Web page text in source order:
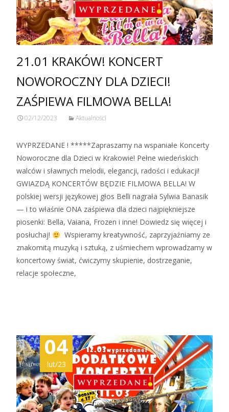
21.01 KRAKÓW! KONCERT
NOWOROCZNY DLA DZIECI!
ZAŚPIEWA FILMOWA BELLA!
02/12/2023 Aktualności
WYPRZEDANE ! *****Zapraszamy na wspaniałe Koncerty
Noworoczne dla Dzieci w Krakowie! Pełne wiedeńskich
walców i sławnych melodii, elegancji, radości i edukacji!
GWIAZDĄ KONCERTÓW BĘDZIE FILMOWA BELLA! W
polskiej wersji językowej głos Belli nagrała Sylwia Banasik
— i to właśnie ONA zaśpiewa dla dzieci najpiękniejsze
piosenki: Bella, Vaiana, Frozen i inne! Dowiedz się więcej i
posłuchaj!
Wspieramy kreatywność, zaprzyjaźniamy ze
znakomitą muzyką i sztuką, z uśmiechem wprowadzamy w
koncertowy świat, ćwiczymy skupienie, dostrzeganie,
relacje społeczne,
04
lut/23